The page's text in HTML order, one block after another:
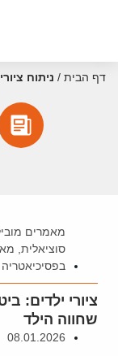
דף הבית / ניתוח
מאמרים
סוציאלית
בפסיכיאטריה
ציורי ילדים:
שחווה הילד
08.01.2026